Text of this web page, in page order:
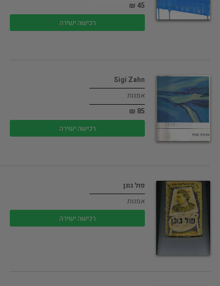
45 ₪
רכישה ישירה
Sigi Zahn
אמנות
85 ₪
רכישה ישירה
פול גוגן
אמנות
רכישה ישירה